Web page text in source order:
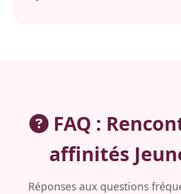
FAQ :
affinités
Réponses aux questions